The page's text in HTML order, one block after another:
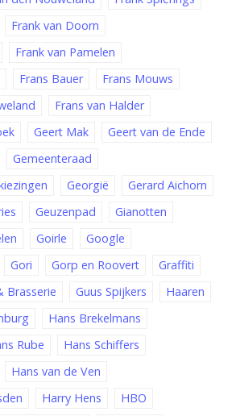
Frank van Doorn
Frank van Pamelen
Frans Bauer
Frans Mouws
Frans van Halder
Geert Mak
Geert van de Ende
Gemeenteraad
Georgië
Gerard Aichorn
Geuzenpad
Gianotten
Goirle
Google
Gori Gorp en Roovert
Graffiti
Brasserie
Guus Spijkers
Haaren
Hans Brekelmans
Rube
Hans Schiffers
Hans van de Ven
Harry Hens
HBO